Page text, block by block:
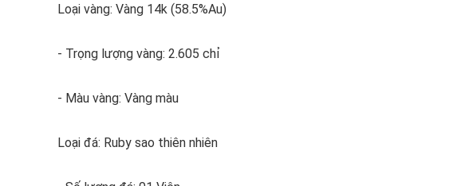
Loại vàng: Vàng 14k (58.5%Au)
- Trọng lượng vàng: 2.605 chỉ
- Màu vàng: Vàng màu
Loại đá: Ruby sao thiên nhiên